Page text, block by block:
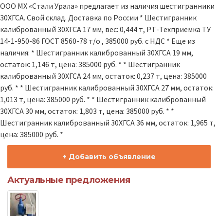
ООО МХ «Стали Урала» предлагает из наличия шестигранники
30ХГСА. Свой склад. Доставка по России * Шестигранник
калиброванный 30ХГСА 17 мм, вес: 0,444 т, РТ-Техприемка ТУ
14-1-950-86 ГОСТ 8560-78 т/о , 385000 руб. с НДС * Еще из
наличия: * Шестигранник калиброванный 30ХГСА 19 мм,
остаток: 1,146 т, цена: 385000 руб. * * Шестигранник
калиброванный 30ХГСА 24 мм, остаток: 0,237 т, цена: 385000
руб. * * Шестигранник калиброванный 30ХГСА 27 мм, остаток:
1,013 т, цена: 385000 руб. * * Шестигранник калиброванный
30ХГСА 30 мм, остаток: 1,803 т, цена: 385000 руб. * *
Шестигранник калиброванный 30ХГСА 36 мм, остаток: 1,965 т,
цена: 385000 руб. *
+ Добавить объявление
Актуальные предложения